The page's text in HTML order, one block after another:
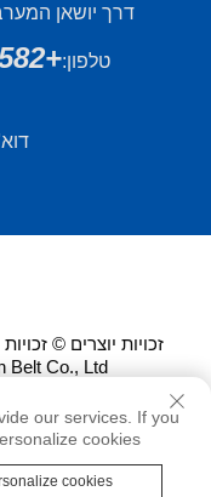
דרך יושאן
טלפון:+86-13725100582
Belt Co., Ltd.
our services. If you
cookies.
cookies